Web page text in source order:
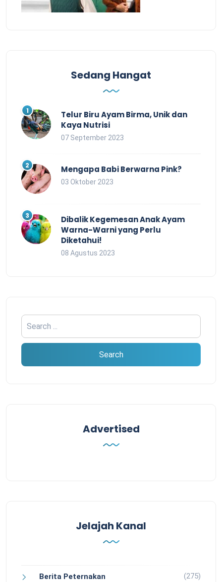
Sedang Hangat
Telur Biru Ayam Birma, Unik dan
Kaya Nutrisi
07 September 2023
Mengapa Babi Berwarna Pink?
03 Oktober 2023
Dibalik Kegemesan Anak Ayam
Warna-Warni yang Perlu
Diketahui!
08 Agustus 2023
Advertised
Jelajah Kanal
Berita Peternakan (275)